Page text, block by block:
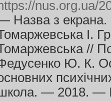
nus.org.ua/
Назва з екрана.
І.
//
Ю. К.
— 2018.